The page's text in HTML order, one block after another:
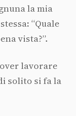
la mia
“Quale
vista?”.
lavorare
solito si fa la